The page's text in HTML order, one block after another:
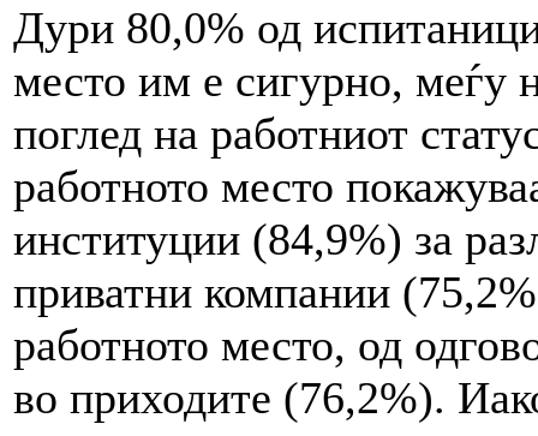
Дури 80,0% од
место им е сигурно, меѓу
поглед на работниот
работното место
институции (84,9%) за
приватни компании
работното место, од
во приходите (76,2%).